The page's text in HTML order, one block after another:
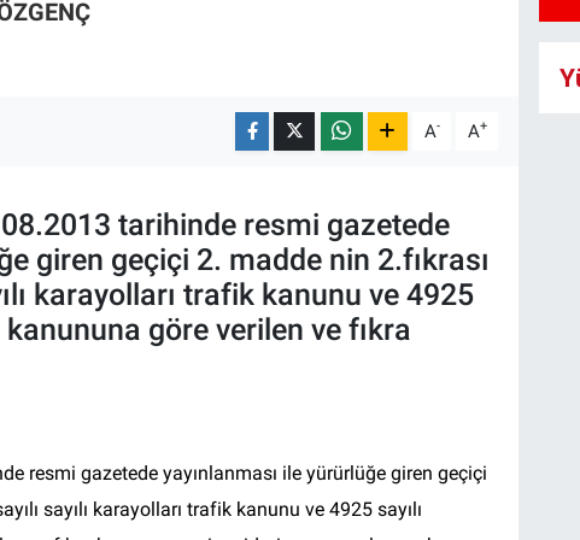
A- A+
tarihinde resmi gazetede
giren geçiçi 2. madde nin 2.fıkrası
karayolları trafik kanunu ve 4925
kanununa göre verilen ve fıkra
resmi gazetede yayınlanması ile yürürlüğe giren geçiçi
sayılı karayolları trafik kanunu ve 4925 sayılı